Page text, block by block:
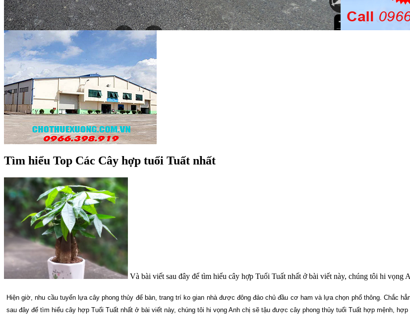
Tìm hiểu Top Các Cây hợp tuổi Tuất nhất
Và bài viết sau đây để tìm hiểu cây hợp Tuổi Tuất nhất ở bài viết này, chúng tôi hi
Hiện giờ, nhu cầu tuyển lựa cây phong thủy để bàn, trang trí ko gian nhà được đông đảo chủ đầu cơ ham và lựa chọn phổ thông. Chắc
sau đây để tìm hiểu cây hợp Tuổi Tuất nhất ở bài viết này, chúng tôi hi vọng Anh chị sẽ tậu được cây phong thủy tuổi Tuất hợp mệnh, hợp